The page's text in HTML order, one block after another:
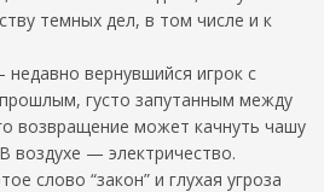
темных дел, в том числе и к
вернувшийся игрок с
густо запутанным между
возвращение может качнуть чашу
воздухе — электричество.
слово “закон” и глухая угроза